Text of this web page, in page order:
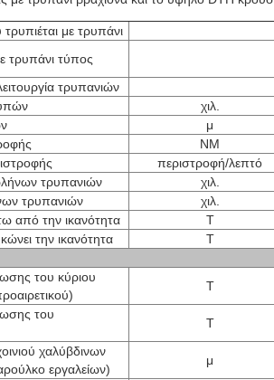
με τρυπάνι
τρυπάνι τύπος
τρυπανιών
χιλ.
μ
NM
περιστροφή/λεπτό
τρυπανιών χιλ.
τρυπανιών χιλ.
από την ικανότητα Τ
την ικανότητα Τ
του κύριου
Τ
του
Τ
χαλύβδινων
εργαλείων)
μ